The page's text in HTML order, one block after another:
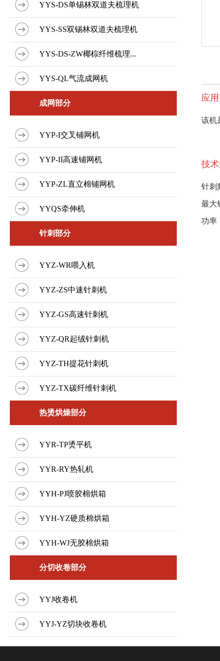
YYS-DS单锡林双道夫梳理机
YYS-SS双锡林双道夫梳理机
YYS-DS-ZW椰棕纤维梳理...
YYS-QL气流成网机
成网部分
YYP-I交叉铺网机
YYP-II高速铺网机
YYP-ZL直立棉铺网机
YYQS牵伸机
针刺部分
YYZ-WR喂入机
YYZ-ZS中速针刺机
YYZ-GS高速针刺机
YYZ-QR起绒针刺机
YYZ-TH提花针刺机
YYZ-TX碳纤维针刺机
热烫烘燥部分
YYR-TP烫平机
YYR-RY热轧机
YYH-PJ喷胶棉烘箱
YYH-YZ硬质棉烘箱
YYH-WJ无胶棉烘箱
分切收卷部分
YYJ收卷机
YYJ-YZ切块收卷机
应
该机
技
针刺
最大
功率